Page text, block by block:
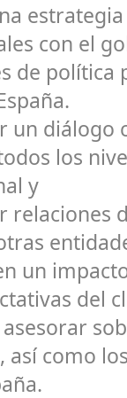
con el
de política
un diálogo
los
y
relaciones
un
del
así como